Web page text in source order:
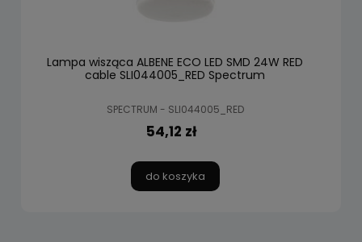
Lampa wisząca ALBENE ECO LED SMD 24W RED
cable SLI044005_RED Spectrum
SPECTRUM - SLI044005_RED
54,12 zł
do koszyka